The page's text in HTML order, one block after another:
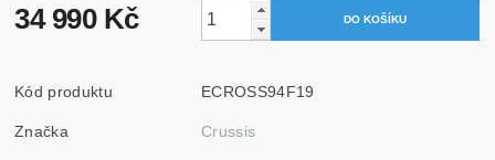
34 990 Kč
Kód produktu ECROSS94F19
Značka Crussis